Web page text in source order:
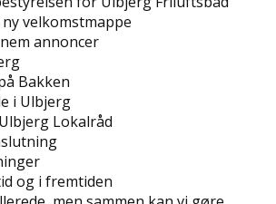
velkomstmappe
annoncer
Bakken
i Ulbjerg
Lokalråd
og i fremtiden